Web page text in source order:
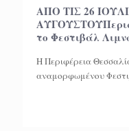
ΑΠΟ ΤΙΣ 26
το Φεστιβάλ
Η Περιφέρεια
αναμορφωμένου